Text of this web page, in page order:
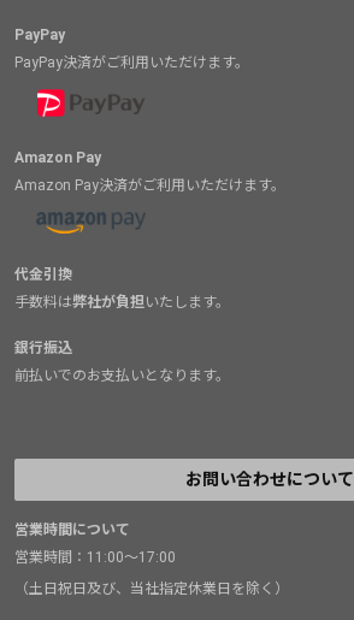
PayPay
PayPay決済がご利用いただけます。
Amazon Pay
Amazon Pay決済がご利用いただけます。
代金引換
手数料は弊社が負担いたします。
銀行振込
前払いでのお支払いとなります。
お問い合わせについて
営業時間について
営業時間：11:00～17:00
（土日祝日及び、当社指定休業日を除く）